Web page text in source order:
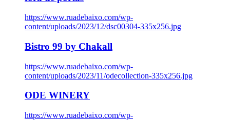
https://www.ruadebaixo.com/wp-
content/uploads/2023/12/dsc00304-335x256.jpg
Bistro 99 by Chakall
https://www.ruadebaixo.com/wp-
content/uploads/2023/11/odecollection-335x256.jpg
ODE WINERY
https://www.ruadebaixo.com/wp-